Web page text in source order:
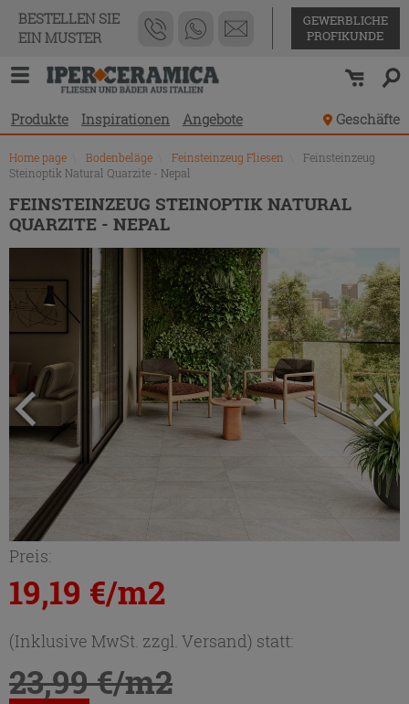
BESTELLEN SIE
EIN MUSTER
GEWERBLICHE
PROFIKUNDE
Produkte Inspirationen Angebote Geschäfte
Home page Bodenbeläge Feinsteinzeug Fliesen
Feinsteinzeug
Steinoptik Natural Quarzite - Nepal
FEINSTEINZEUG STEINOPTIK NATURAL
QUARZITE - NEPAL
Preis:
19,19 €/m2
(Inklusive MwSt. zzgl. Versand) statt:
23,99 €/m2
Produktverzeichnis